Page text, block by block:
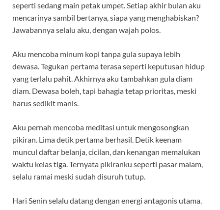
seperti sedang main petak umpet. Setiap akhir bulan aku
mencarinya sambil bertanya, siapa yang menghabiskan?
Jawabannya selalu aku, dengan wajah polos.
Aku mencoba minum kopi tanpa gula supaya lebih
dewasa. Tegukan pertama terasa seperti keputusan hidup
yang terlalu pahit. Akhirnya aku tambahkan gula diam
diam. Dewasa boleh, tapi bahagia tetap prioritas, meski
harus sedikit manis.
Aku pernah mencoba meditasi untuk mengosongkan
pikiran. Lima detik pertama berhasil. Detik keenam
muncul daftar belanja, cicilan, dan kenangan memalukan
waktu kelas tiga. Ternyata pikiranku seperti pasar malam,
selalu ramai meski sudah disuruh tutup.
Hari Senin selalu datang dengan energi antagonis utama.